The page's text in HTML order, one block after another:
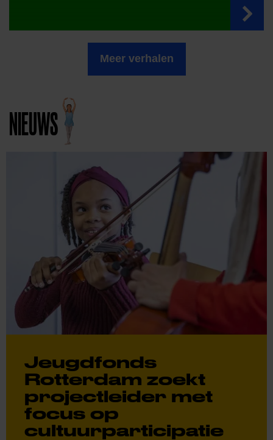
Meer verhalen
NIEUWS
Jeugdfonds
Rotterdam zoekt
projectleider met
focus op
cultuurparticipatie